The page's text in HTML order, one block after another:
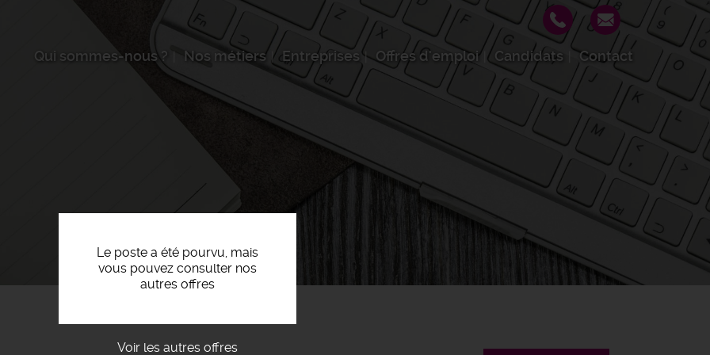
Qui sommes-nous ? Nos métiers Entreprises Offres d'emploi Candidats Contact
Le poste a été pourvu, mais
vous pouvez consulter nos
autres offres
Voir les autres offres